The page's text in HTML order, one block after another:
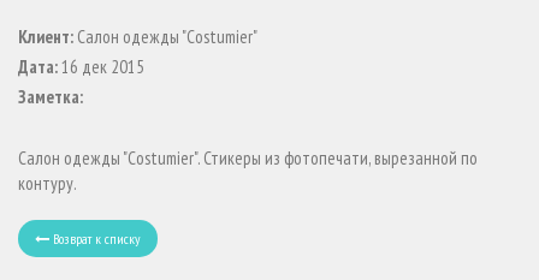
Клиент: Салон одежды "Costumier"
Дата:16 дек 2015
Заметка:
Салон одежды "Costumier". Стикеры из фотопечати, вырезанной по
контуру.
Возврат к списку